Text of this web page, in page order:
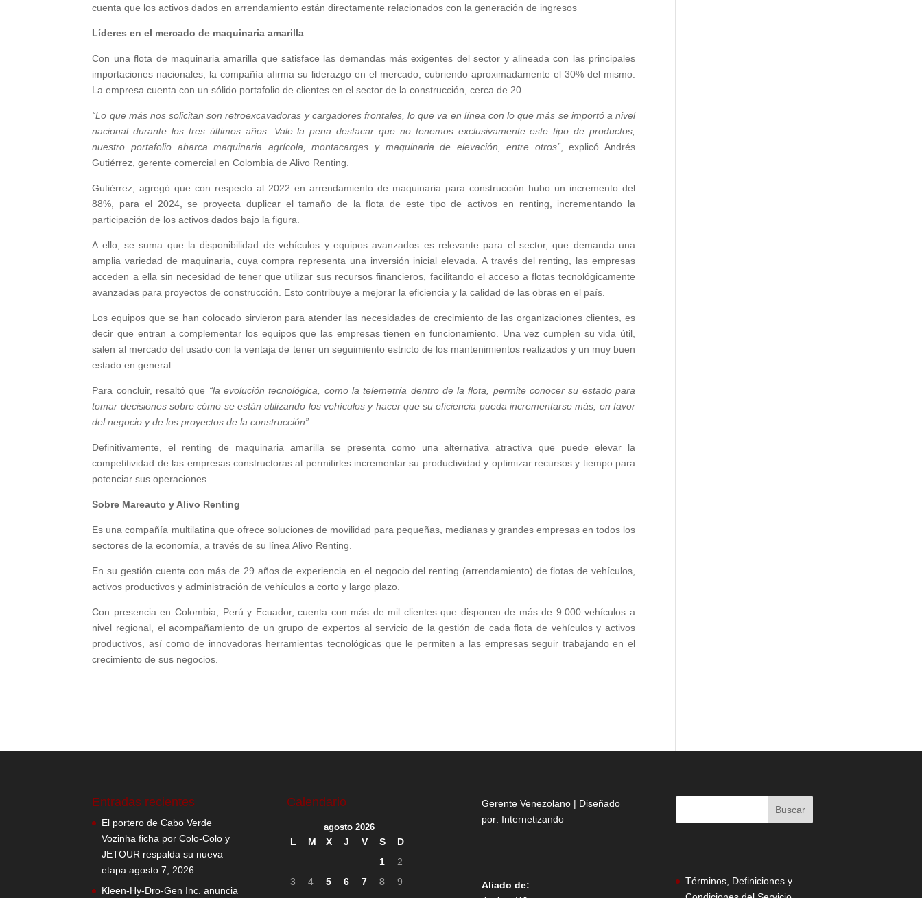
cuenta que los activos dados en arrendamiento están directamente relacionados con la generación de ingresos
Líderes en el mercado de maquinaria amarilla
Con una flota de maquinaria amarilla que satisface las demandas más exigentes del sector y alineada con las principales
importaciones nacionales, la compañía afirma su liderazgo en el mercado, cubriendo aproximadamente el 30% del mismo.
La empresa cuenta con un sólido portafolio de clientes en el sector de la construcción, cerca de 20.
“Lo que más nos solicitan sonretroexcavadoras y cargadores frontales, lo que va en línea con lo que más se importó a nivel
nacional durante los tres últimos años. Vale la pena destacar que no tenemos exclusivamente este tipo de productos,
nuestro portafolio abarca maquinaria agrícola, montacargas y maquinaria de elevación, entre otros”, explicó Andrés
Gutiérrez, gerente comercial en Colombia de Alivo Renting.
Gutiérrez, agregó que con respecto al 2022 en arrendamiento de maquinaria para construcción hubo un incremento del
88%, para el 2024, se proyecta duplicar el tamaño de la flota de este tipo de activos en renting, incrementando la
participación de los activos dados bajo la figura.
A ello, se suma que la disponibilidad de vehículos y equipos avanzados es relevante para el sector, que demanda una
amplia variedad de maquinaria, cuya compra representa una inversión inicial elevada. A través del renting, las empresas
acceden a ella sin necesidad de tener que utilizar sus recursos financieros, facilitando el acceso a flotas tecnológicamente
avanzadas para proyectos de construcción. Esto contribuye a mejorar la eficiencia y la calidad de las obras en el país.
Los equipos que se han colocado sirvieron para atender las necesidades de crecimiento de las organizaciones clientes, es
decir que entran a complementar los equipos que las empresas tienen en funcionamiento. Una vez cumplen su vida útil,
salen al mercado del usado con la ventaja de tener un seguimiento estricto de los mantenimientos realizados y un muy buen
estado en general.
Para concluir, resaltó que “la evolución tecnológica, como la telemetría dentro de la flota, permite conocer su estado para
tomar decisiones sobre cómo se están utilizando los vehículos y hacer que su eficiencia pueda incrementarse más, en favor
del negocio y de los proyectos de la construcción”.
Definitivamente, el renting de maquinaria amarilla se presenta como una alternativa atractiva que puede elevar la
competitividad de las empresas constructoras al permitirles incrementar su productividad y optimizar recursos y tiempo para
potenciar sus operaciones.
Sobre Mareauto y Alivo Renting
Es una compañía multilatina que ofrece soluciones de movilidad para pequeñas, medianas y grandes empresas en todos los
sectores de la economía, a través de su línea Alivo Renting.
En su gestión cuenta con más de 29 años de experiencia en el negocio del renting (arrendamiento) de flotas de vehículos,
activos productivos y administración de vehículos a corto y largo plazo.
Con presencia en Colombia, Perú y Ecuador, cuenta con más de mil clientes que disponen de más de 9.000 vehículos a
nivel regional, el acompañamiento de un grupo de expertos al servicio de la gestión de cada flota de vehículos y activos
productivos, así como de innovadoras herramientas tecnológicas que le permiten a las empresas seguir trabajando en el
crecimiento de sus negocios.
Entradas recientes
El portero de Cabo Verde
Vozinha ficha por Colo-Colo y
JETOUR respalda su nueva
etapa agosto 7, 2026
Kleen-Hy-Dro-Gen Inc. anuncia
Calendario
agosto 2026
L M X J V S
D
1
2
3
4 5 6 7 8
9
Gerente Venezolano | Diseñado
por: Internetizando
Aliado de:
Términos, Definiciones y